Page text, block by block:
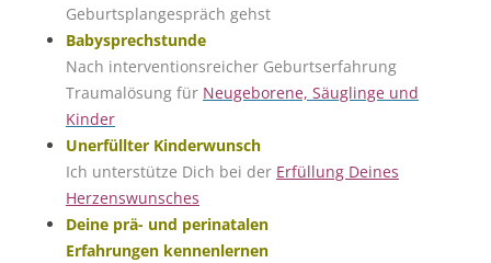
Geburtsplangespräch gehst
Babysprechstunde
Nach interventionsreicher Geburtserfahrung
Traumalösung für Neugeborene, Säuglinge und
Kinder
Unerfüllter Kinderwunsch
Ich unterstütze Dich bei der Erfüllung Deines
Herzenswunsches
Deine prä- und perinatalen
Erfahrungen kennenlernen